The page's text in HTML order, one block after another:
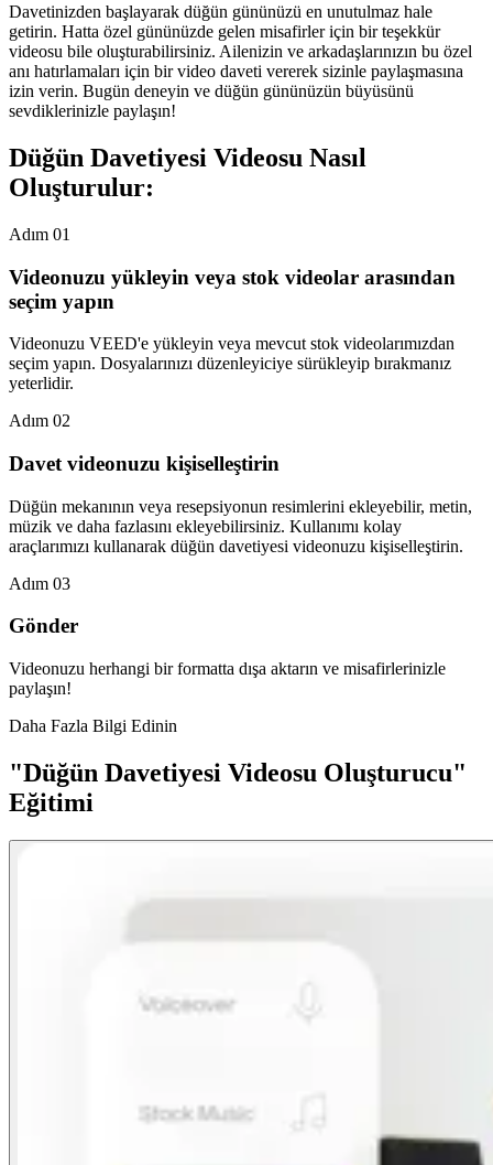
Davetinizden başlayarak düğün gününüzü en unutulmaz hale
getirin. Hatta özel gününüzde gelen misafirler için bir teşekkür
videosu bile oluşturabilirsiniz. Ailenizin ve arkadaşlarınızın bu özel
anı hatırlamaları için bir video daveti vererek sizinle paylaşmasına
izin verin. Bugün deneyin ve düğün gününüzün büyüsünü
sevdiklerinizle paylaşın!
Düğün Davetiyesi Videosu Nasıl
Oluşturulur:
Adım 01
Videonuzu yükleyin veya stok videolar arasından
seçim yapın
Videonuzu VEED'e yükleyin veya mevcut stok videolarımızdan
seçim yapın. Dosyalarınızı düzenleyiciye sürükleyip bırakmanız
yeterlidir.
Adım 02
Davet videonuzu kişiselleştirin
Düğün mekanının veya resepsiyonun resimlerini ekleyebilir, metin,
müzik ve daha fazlasını ekleyebilirsiniz. Kullanımı kolay
araçlarımızı kullanarak düğün davetiyesi videonuzu kişiselleştirin.
Adım 03
Gönder
Videonuzu herhangi bir formatta dışa aktarın ve misafirlerinizle
paylaşın!
Daha Fazla Bilgi Edinin
"Düğün Davetiyesi Videosu Oluşturucu"
Eğitimi